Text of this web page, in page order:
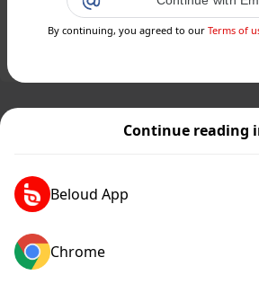
Continue reading
Beloud App
Chrome
By continuing, you agreed to our Terms of